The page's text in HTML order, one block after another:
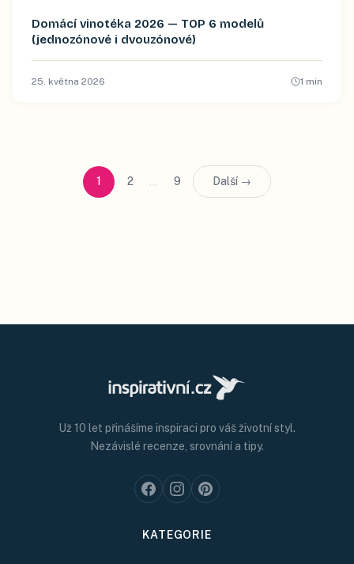
Domácí vinotéka 2026 — TOP 6 modelů
(jednozónové i dvouzónové)
25. května 2026 1 min
1 2 … 9 Další →
Už 10 let přinášíme inspiraci pro váš životní styl.
Nezávislé recenze, srovnání a tipy.
KATEGORIE